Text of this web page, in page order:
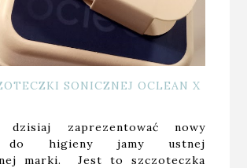
SONICZNEJ OCLEAN X
dzisiaj zaprezentować nowy
do higieny jamy ustnej
marki. Jest to szczoteczka